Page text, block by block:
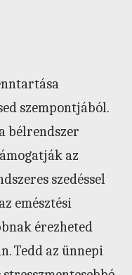
szempontjából.
bélrendszer
az
szedéssel
emésztési
érezheted
Tedd az ünnepi